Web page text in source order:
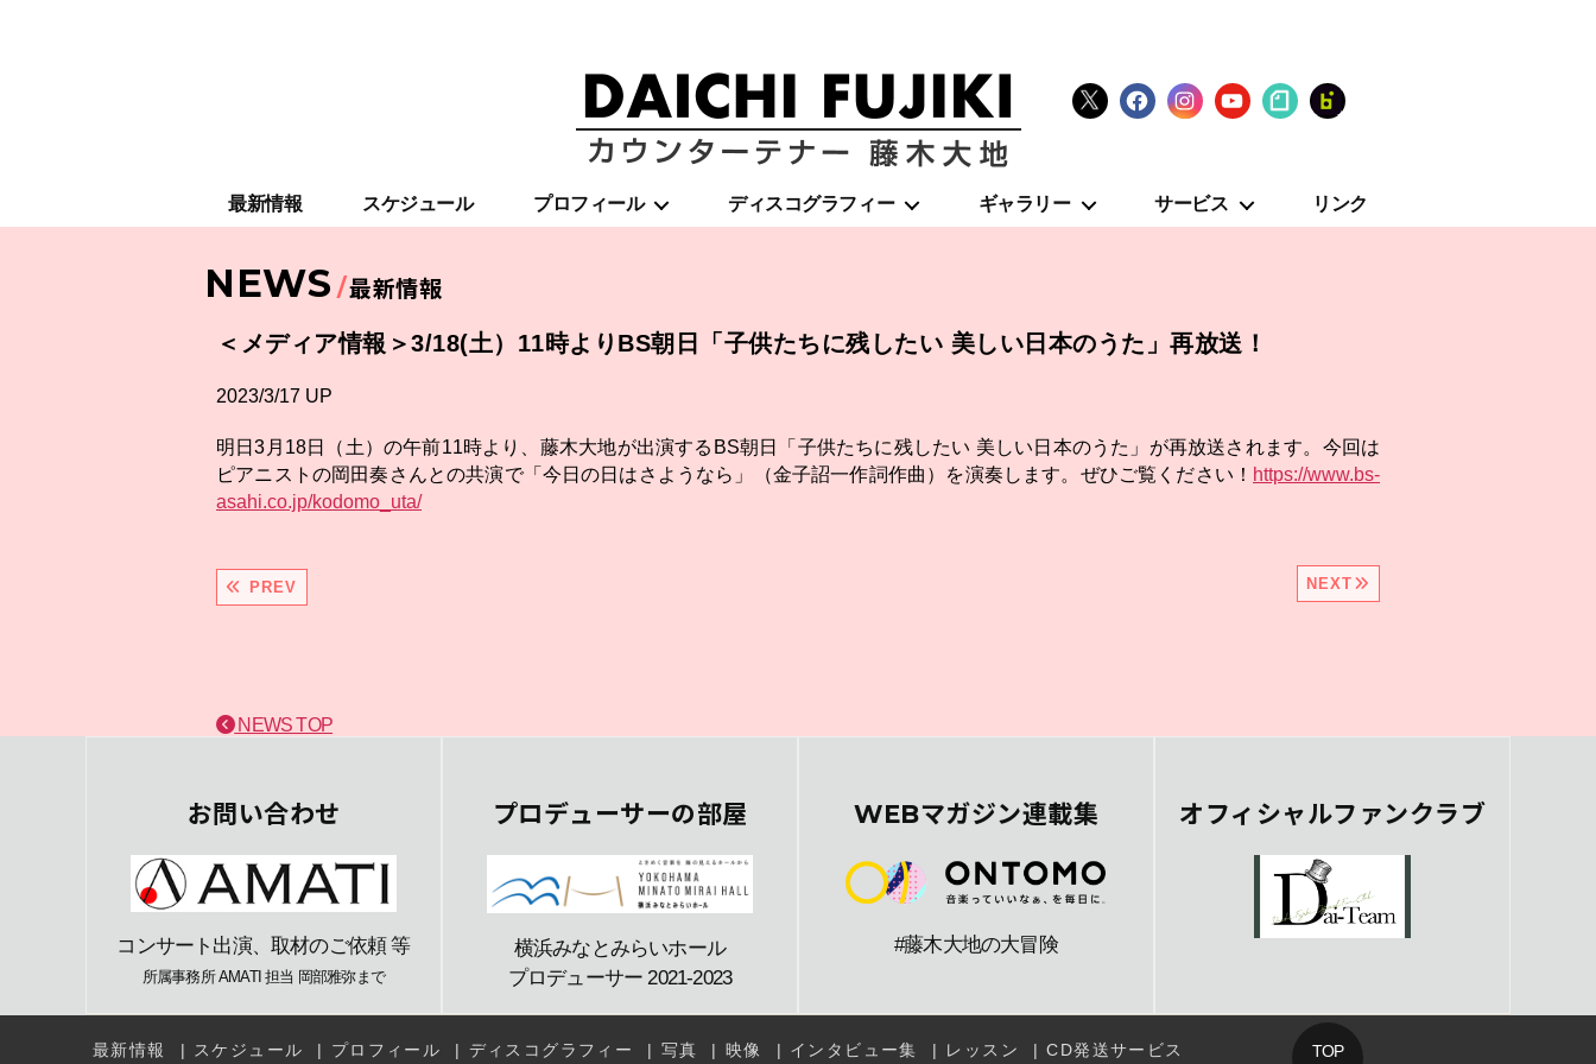
木
大
OFFICIAL
X FacebookInstagramYouTube
note fanclub
最新情報 スケジュール プロフィール ディスコグラフィー ギャラリー サービス リンク
NEWS 最新情報
＜メディア情報＞3/18(土）11時よりBS朝日「子供たちに残したい 美しい日本のうた」再放送！
2023/3/17 UP
明日3月18日（土）の午前11時より、藤木大地が出演するBS朝日「子供たちに残したい 美しい日本のうた」が再放送されます。今回は
ピアニストの岡田奏さんとの共演で「今日の日はさようなら」（金子詔一作詞作曲）を演奏します。ぜひご覧ください！ https://www.bs-
asahi.co.jp/kodomo_uta/
PREV NEXT
NEWS TOP
お問い合わせ
コンサート出演、取材のご依頼 等
所属事務所 AMATI 担当 岡部雅弥まで
プロデューサーの部屋
横浜みなとみらいホール
プロデューサー 2021-2023
WEBマガジン連載集
#藤木大地の大冒険
オフィシャルファンクラブ
最新情報 スケジュール プロフィール ディスコグラフィー 写真 映像 インタビュー集 レッスン CD発送サービス
TOP